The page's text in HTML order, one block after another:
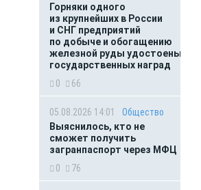
Горняки одного
из крупнейших в России
и СНГ предприятий
по добыче и обогащению
железной руды удостоены
государственных наград
0
66
05.08.2026 14:01
Общество
Выяснилось, кто не
сможет получить
загранпаспорт через МФЦ
0
76